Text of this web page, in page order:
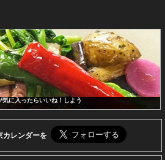
気に入ったらいいね！しよう
レンダーを